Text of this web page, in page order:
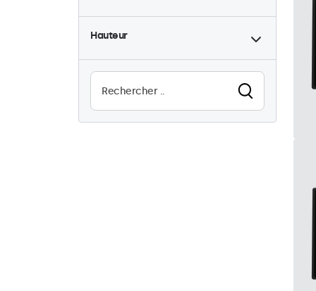
Rétro-éclairage ajustable
Lisible au soleil
5
Résistant à l'eau (IP65)
5
Résistant à la possière
Hauteur